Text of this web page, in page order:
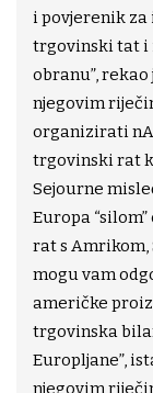
i povjerenik
trgovinski tat i
obranu”,
njegovim
organizirati
trgovinski rat
Sejourne
Europa
rat s Amrikom,
mogu vam
američke
trgovinska
Europljane”,
njegovim